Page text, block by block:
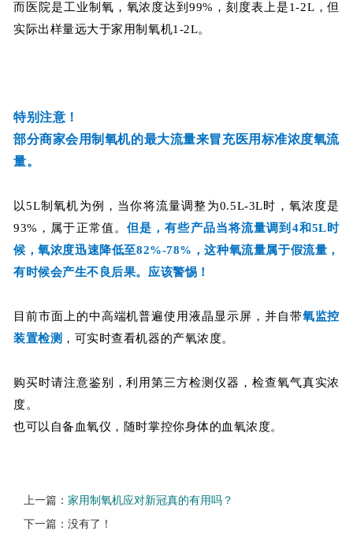
而医院是工业制氧，氧浓度达到99%，刻度表上是1-2L，但
实际出样量远大于家用制氧机1-2L。
特别注意！
部分商家会用制氧机的最大流量来冒充医用标准浓度氧流
量。
以5L制氧机为例，当你将流量调整为0.5L-3L时，氧浓度是
93%，属于正常值。但是，有些产品当将流量调到4和5L时
候，氧浓度迅速降低至82%-78%，这种氧流量属于假流量，
有时候会产生不良后果。应该警惕！
目前市面上的中高端机普遍使用液晶显示屏，并自带氧监控
装置检测 ，可实时查看机器的产氧浓度。
购买时请注意鉴别，利用第三方检测仪器，检查氧气真实浓
度。
也可以自备血氧仪，随时掌控你身体的血氧浓度。
上一篇： 家用制氧机应对新冠真的有用吗？
下一篇：没有了！